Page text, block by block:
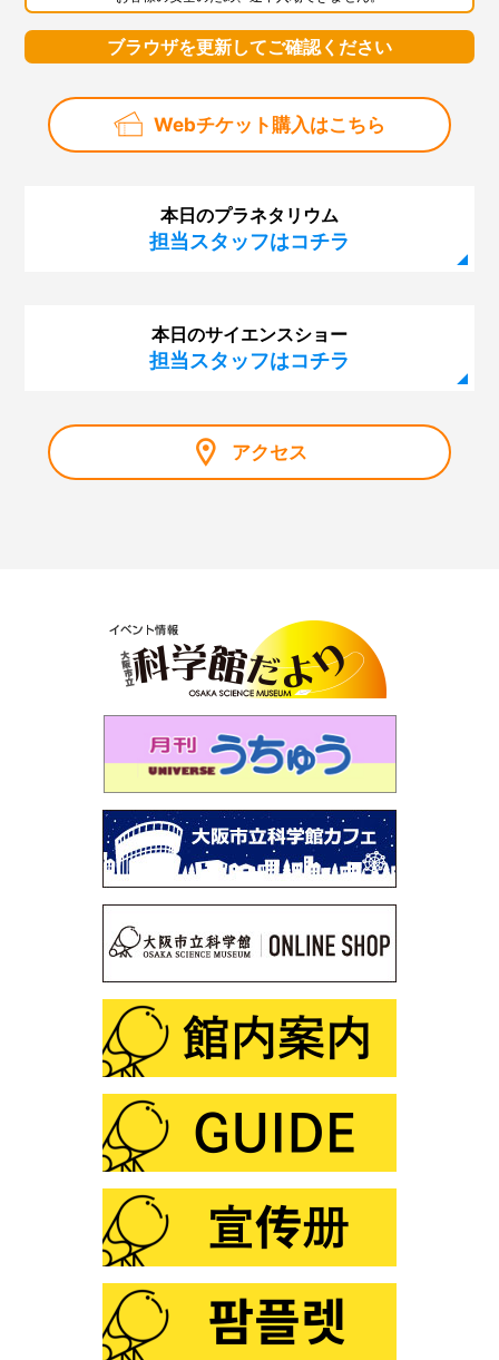
ブラウザを更新してご確認ください
Webチケット購入はこちら
本日のプラネタリウム
担当スタッフはコチラ
本日のサイエンスショー
担当スタッフはコチラ
アクセス